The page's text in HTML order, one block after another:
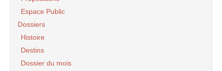
Espace Public
Dossiers
Histoire
Destins
Dossier du mois